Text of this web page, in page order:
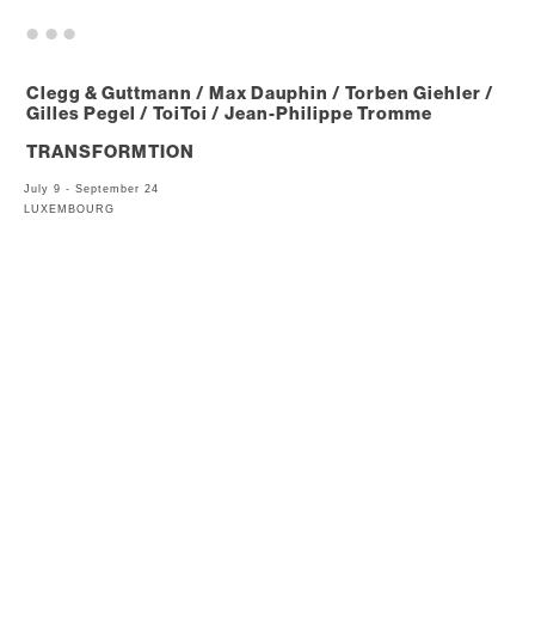
Clegg & Guttmann / Max Dauphin / Torben Giehler /
Gilles Pegel / ToiToi / Jean-Philippe Tromme
TRANSFORMTION
July 9 - September 24
LUXEMBOURG